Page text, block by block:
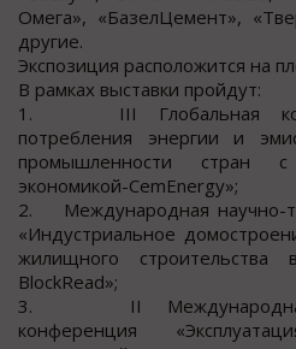
Омега», «БазелЦемент»,
другие.
Экспозиция расположится на
В рамках выставки пройдут:
1. ІІІ Глобальная
потребления энергии и
промышленности стран с
экономикой-CemEnergy»;
2. Международная научно-
«Индустриальное
жилищного
BlockRead»;
3. ІІ Международная
конференция